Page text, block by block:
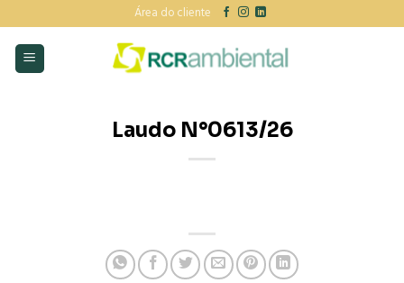
to
content
Área do cliente
Laudo N°0613/26